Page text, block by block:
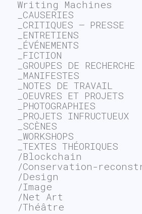
Writing Machines
_CAUSERIES
_CRITIQUES – PRESSE
_ENTRETIENS
_ÉVÉNEMENTS
_FICTION
_GROUPES DE RECHERCHE
_MANIFESTES
_NOTES DE TRAVAIL
_OEUVRES ET PROJETS
_PHOTOGRAPHIES
_PROJETS INFRUCTUEUX
_SCÈNES
_WORKSHOPS
_TEXTES THÉORIQUES
/Blockchain
/Conservation-
/Design
/Image
/Net Art
/Théâtre